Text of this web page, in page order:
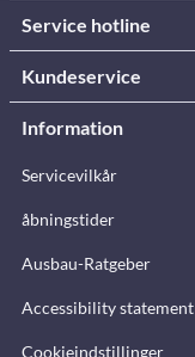
Service hotline
Kundeservice
Information
Servicevilkår
åbningstider
Ausbau-Ratgeber
Accessibility statement
Cookieindstillinger